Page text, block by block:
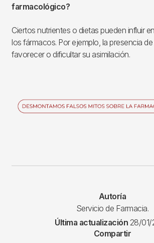
farmacológico?
Ciertos nutrientes o dietas pueden influir
los fármacos. Por ejemplo, la presencia
favorecer o dificultar su asimilación.
Imagen
Autoría
Servicio de Farmacia.
Última actualización 28/
Compartir